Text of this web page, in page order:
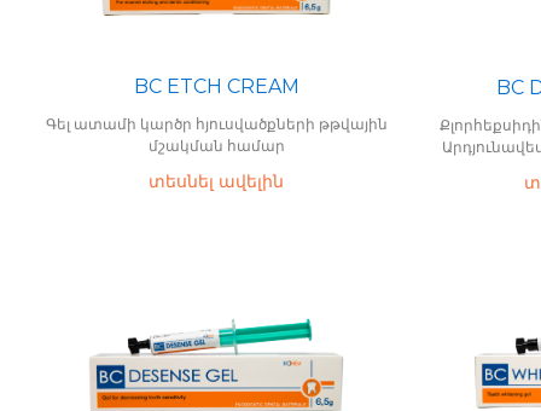
BC ETCH CREAM
Գել ատամի կարծր հյուսվածքների թթվային
մշակման համար
տեսնել ավելին
BC